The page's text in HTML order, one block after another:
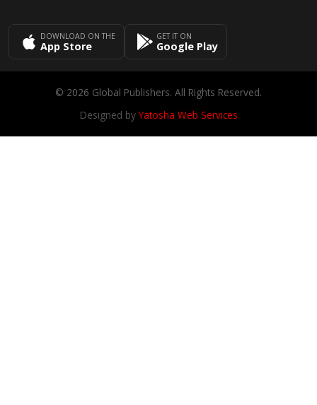
DOWNLOAD ON THE
App Store
GET IT ON
Google Play
© 2026 Global Publishers. All Rights Reserved.
Designed byYatosha Web Services